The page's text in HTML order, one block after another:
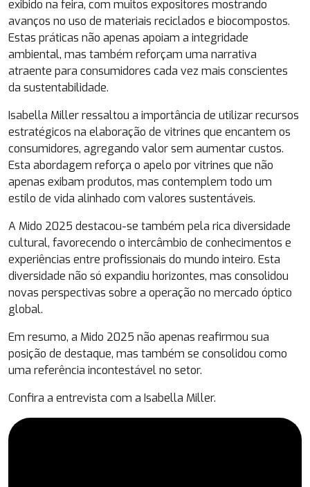
exibido na feira, com muitos expositores mostrando
avanços no uso de materiais reciclados e biocompostos.
Estas práticas não apenas apoiam a integridade
ambiental, mas também reforçam uma narrativa
atraente para consumidores cada vez mais conscientes
da sustentabilidade.
Isabella Miller ressaltou a importância de utilizar recursos
estratégicos na elaboração de vitrines que encantem os
consumidores, agregando valor sem aumentar custos.
Esta abordagem reforça o apelo por vitrines que não
apenas exibam produtos, mas contemplem todo um
estilo de vida alinhado com valores sustentáveis.
A Mido 2025 destacou-se também pela rica diversidade
cultural, favorecendo o intercâmbio de conhecimentos e
experiências entre profissionais do mundo inteiro. Esta
diversidade não só expandiu horizontes, mas consolidou
novas perspectivas sobre a operação no mercado óptico
global.
Em resumo, a Mido 2025 não apenas reafirmou sua
posição de destaque, mas também se consolidou como
uma referência incontestável no setor.
Confira a entrevista com a Isabella Miller.